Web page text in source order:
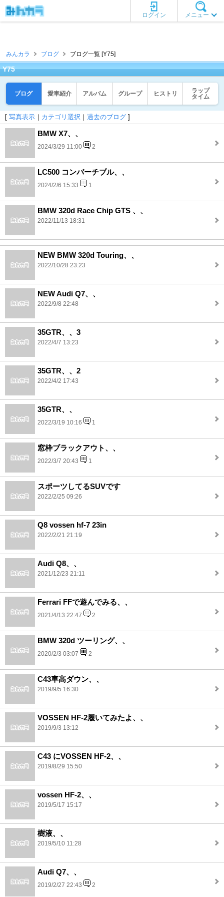
メニュー
ログイン
みんカラ ブログ ブログ一覧 [Y75]
Y75
ブログ 愛車紹介 アルバム グループ ヒストリ
ラップ
タイム
[ 写真表示 ｜ カテゴリ選択 ｜ 過去のブログ ]
BMW X7、、
2024/3/29 11:00 2
LC500 コンバーチブル、、
2024/2/6 15:33 1
BMW 320d Race Chip GTS 、、
2022/11/13 18:31
NEW BMW 320d Touring、、
2022/10/28 23:23
NEW Audi Q7、、
2022/9/8 22:48
35GTR、、3
2022/4/7 13:23
35GTR、、2
2022/4/2 17:43
35GTR、、
2022/3/19 10:16 1
窓枠ブラックアウト、、
2022/3/7 20:43 1
スポーツしてるSUVです
2022/2/25 09:26
Q8 vossen hf-7 23in
2022/2/21 21:19
Audi Q8、、
2021/12/23 21:11
Ferrari FFで遊んでみる、、
2021/4/13 22:47 2
BMW 320d ツーリング、、
2020/2/3 03:07 2
C43車高ダウン、、
2019/9/5 16:30
VOSSEN HF-2履いてみたよ、、
2019/9/3 13:12
C43 にVOSSEN HF-2、、
2019/8/29 15:50
vossen HF-2、、
2019/5/17 15:17
樹液、、
2019/5/10 11:28
Audi Q7、、
2019/2/27 22:43 2